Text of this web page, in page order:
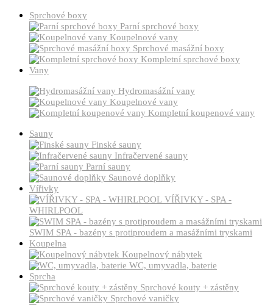
Sprchové boxy
Parní sprchové boxy
Koupelnové vany
Sprchové masážní boxy
Kompletní sprchové boxy
Vany
Hydromasážní vany
Koupelnové vany
Kompletní koupenové vany
Sauny
Finské sauny
Infračervené sauny
Parní sauny
Saunové doplňky
Vířivky
VÍŘIVKY - SPA -
WHIRLPOOL
SWIM SPA - bazény s protiproudem a masážními tryskami
Koupelna
Koupelnový nábytek
WC, umyvadla, baterie
Sprcha
Sprchové kouty + zástěny
Sprchové vaničky